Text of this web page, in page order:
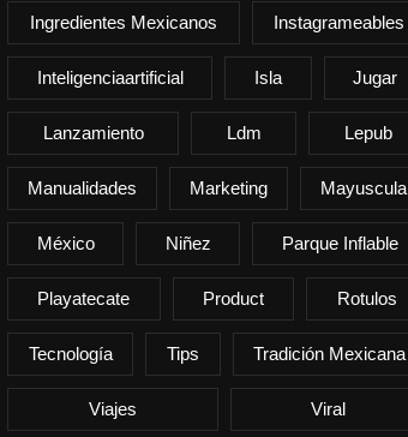
Ingredientes Mexicanos Instagrameables
Inteligenciaartificial Isla Jugar
Lanzamiento Ldm Lepub
Manualidades Marketing Mayuscula
México Niñez Parque Inflable
Playatecate Product Rotulos
Tecnología Tips Tradición Mexicana
Viajes Viral